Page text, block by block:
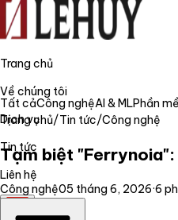
Trang chủ
Về chúng tôi
Dịch vụ
Tin tức
Liên hệ
Tất cảCông nghệAI & MLPhần
Trang chủ/Tin tức/Công nghệ
Tạm biệt
Công nghệ05 tháng 6, 2026·6